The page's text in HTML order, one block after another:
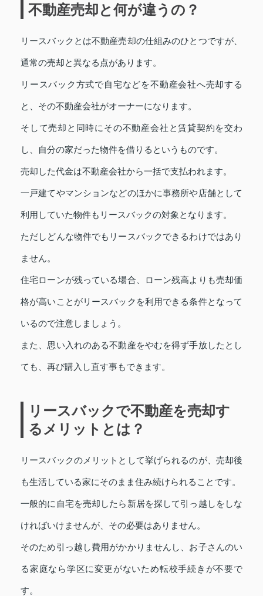
不動産売却と何が違うの？
リースバックとは不動産売却の仕組みのひとつですが、
通常の売却と異なる点があります。
リースバック方式で自宅などを不動産会社へ売却する
と、その不動産会社がオーナーになります。
そして売却と同時にその不動産会社と賃貸契約を交わ
し、自分の家だった物件を借りるというものです。
売却した代金は不動産会社から一括で支払われます。
一戸建てやマンションなどのほかに事務所や店舗として
利用していた物件もリースバックの対象となります。
ただしどんな物件でもリースバックできるわけではあり
ません。
住宅ローンが残っている場合、ローン残高よりも売却価
格が高いことがリースバックを利用できる条件となって
いるので注意しましょう。
また、思い入れのある不動産をやむを得ず手放したとし
ても、再び購入し直す事もできます。
リースバックで不動産を売却す
るメリットとは？
リースバックのメリットとして挙げられるのが、売却後
も生活している家にそのまま住み続けられることです。
一般的に自宅を売却したら新居を探して引っ越しをしな
ければいけませんが、その必要はありません。
そのため引っ越し費用がかかりませんし、お子さんのい
る家庭なら学区に変更がないため転校手続きが不要で
す。